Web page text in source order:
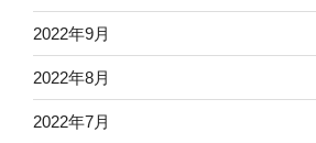
2022年9月
2022年8月
2022年7月